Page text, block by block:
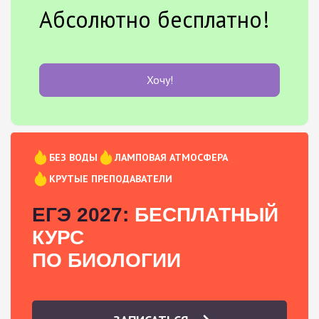
Абсолютно бесплатно!
Хочу!
БЕЗ ВОДЫ
ЛАМПОВАЯ АТМОСФЕРА
КРУТЫЕ ПРЕПОДАВАТЕЛИ
ЕГЭ 2027: БЕСПЛАТНЫЙ
КУРС
ПО БИОЛОГИИ